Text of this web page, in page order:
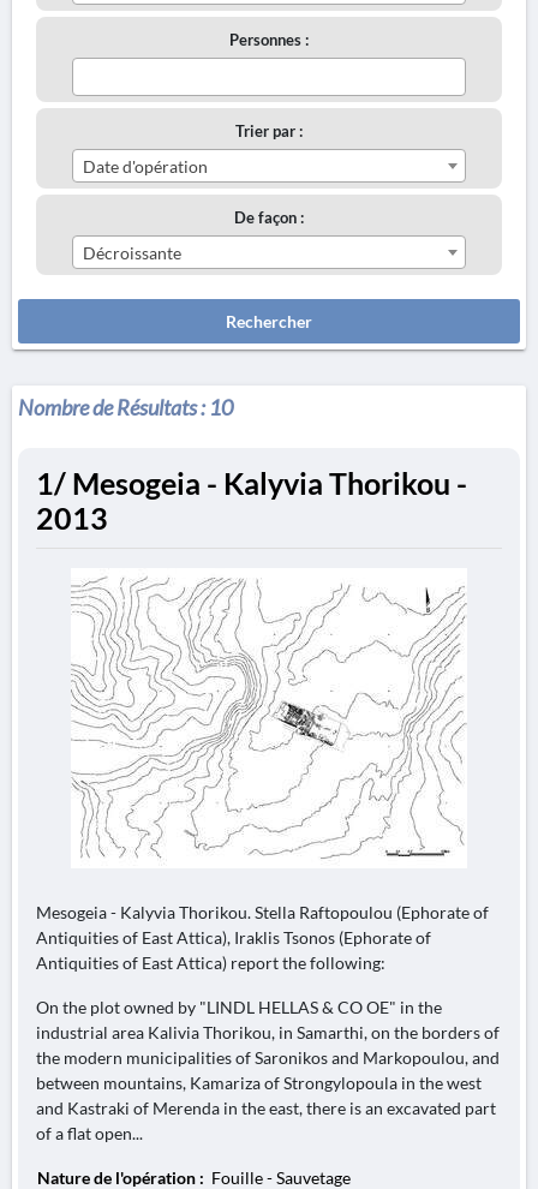
Personnes :
Trier par :
Date d'opération
De façon :
Décroissante
Rechercher
Nombre de Résultats :10
1/ Mesogeia - Kalyvia Thorikou -
2013
Mesogeia - Kalyvia Thorikou. Stella Raftopoulou (Ephorate of
Antiquities of East Attica), Iraklis Tsonos (Ephorate of
Antiquities of East Attica) report the following:
On the plot owned by "LINDL HELLAS & CO OE" in the
industrial area Kalivia Thorikou, in Samarthi, on the borders of
the modern municipalities of Saronikos and Markopoulou, and
between mountains, Kamariza of Strongylopoula in the west
and Kastraki of Merenda in the east, there is an excavated part
of a flat open...
Nature de l'opération : Fouille - Sauvetage